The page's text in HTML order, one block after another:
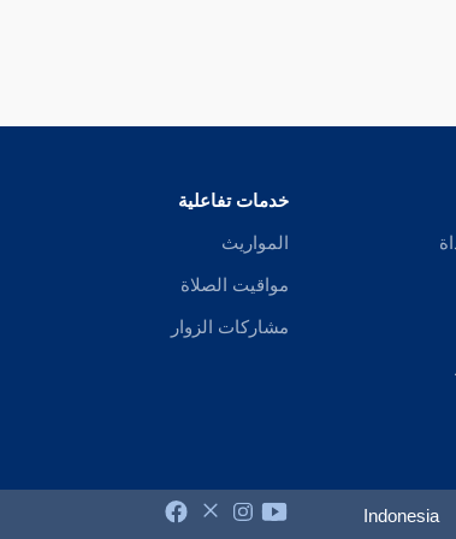
خدمات تفاعلية
المواريث
مواقيت الصلاة
مشاركات الزوار
Indonesia